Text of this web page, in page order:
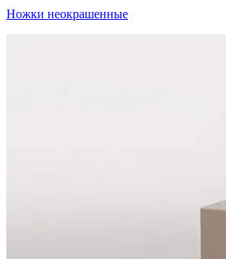
Ножки неокрашенные